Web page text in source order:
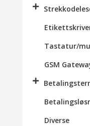
Tastatur/
GSM
Diverse